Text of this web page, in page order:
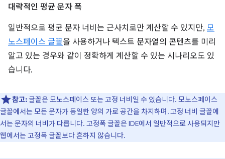
대략적인 평균 문자 폭
일반적으로 평균 문자 너비는 근사치로만 계산할 수 있지만, 모
노스페이스 글꼴을 사용하거나 텍스트 문자열의 콘텐츠를 미리
알고 있는 경우와 같이 정확하게 계산할 수 있는 시나리오도 있
습니다.
참고:글꼴은 모노스페이스 또는 고정 너비일 수 있습니다. 모노스페이스
글꼴에서는 모든 문자가 동일한 양의 가로 공간을 차지하며, 고정 너비 글꼴에
서는 문자의 너비가 다릅니다. 고정폭 글꼴은 IDE에서 일반적으로 사용되지만
웹에서는 고정폭 글꼴보다 흔하지 않습니다.